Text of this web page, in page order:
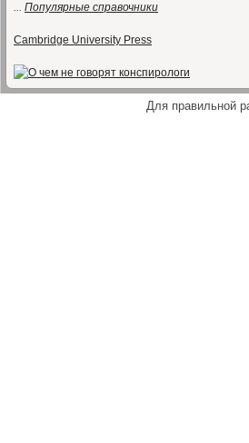
... Популярные справочники
Cambridge University Press
Для правильной